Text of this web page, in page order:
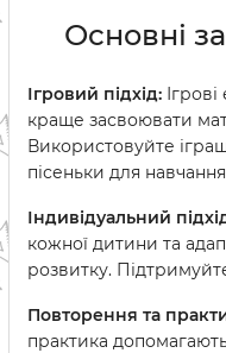
Основні
Ігровий підхід:
краще засвоювати
Використовуйте
пісеньки для
Індивідуальний
кожної дитини та
розвитку.
Повторення та
практика